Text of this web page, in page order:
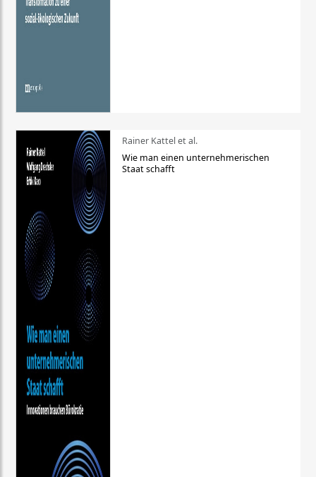
Rainer Kattel et al.
Wie man einen unternehmerischen
Staat schafft